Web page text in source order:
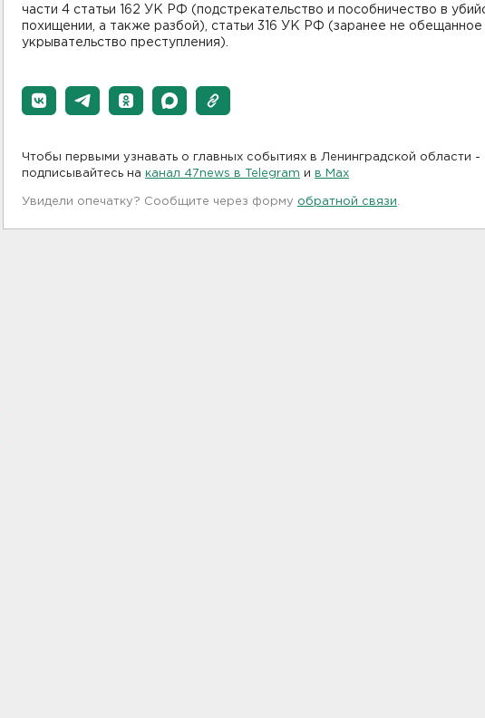
части 4 статьи 162 УК РФ (подстрекательство и пособничество в
похищении, а также разбой), статьи 316 УК РФ (заранее не обещанное
укрывательство преступления).
Чтобы первыми узнавать о главных событиях в Ленинградской области -
подписывайтесь на канал 47news в Telegram и в Maх
Увидели опечатку? Сообщите через форму обратной связи